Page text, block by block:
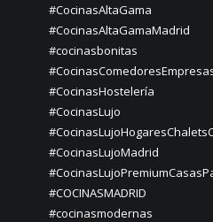
#CocinasAltaGama
#CocinasAltaGamaMadrid
#cocinasbonitas
#CocinasHostelería
#CocinasLujo
#CocinasLujoMadrid
#COCINASMADRID
#cocinasmodernas